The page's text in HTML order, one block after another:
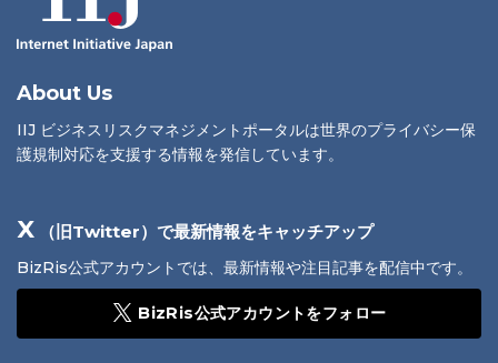
About Us
IIJ ビジネスリスクマネジメントポータルは世界のプライバシー保
護規制対応を支援する情報を発信しています。
X （旧Twitter）で最新情報をキャッチアップ
BizRis公式アカウントでは、最新情報や注目記事を配信中です。
BizRis公式アカウントをフォロー